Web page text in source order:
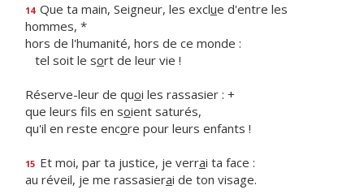
14 Que ta main, Seigneur, les exclue d'entre les
hommes, *
hors de l'humanité, hors de ce monde :
tel soit le sort de leur vie !
Réserve-leur de quoi les rassasier : +
que leurs fils en soient saturés,
qu'il en reste encore pour leurs enfants !
15 Et moi, par ta justice, je verrai ta face :
au réveil, je me rassasierai de ton visage.